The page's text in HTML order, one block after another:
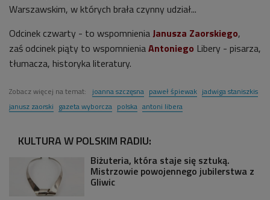
Warszawskim, w których brała czynny udział...
Odcinek czwarty - to wspomnieniaJanusza Zaorskiego,
zaś odcinek piąty to wspomnieniaAntoniego Libery - pisarza,
tłumacza, historyka literatury.
Zobacz więcej na temat: joanna szczęsna paweł śpiewak jadwiga staniszkis
janusz zaorski gazeta wyborcza polska antoni libera
KULTURA W POLSKIM RADIU:
Biżuteria, która staje się sztuką.
Mistrzowie powojennego jubilerstwa z
Gliwic